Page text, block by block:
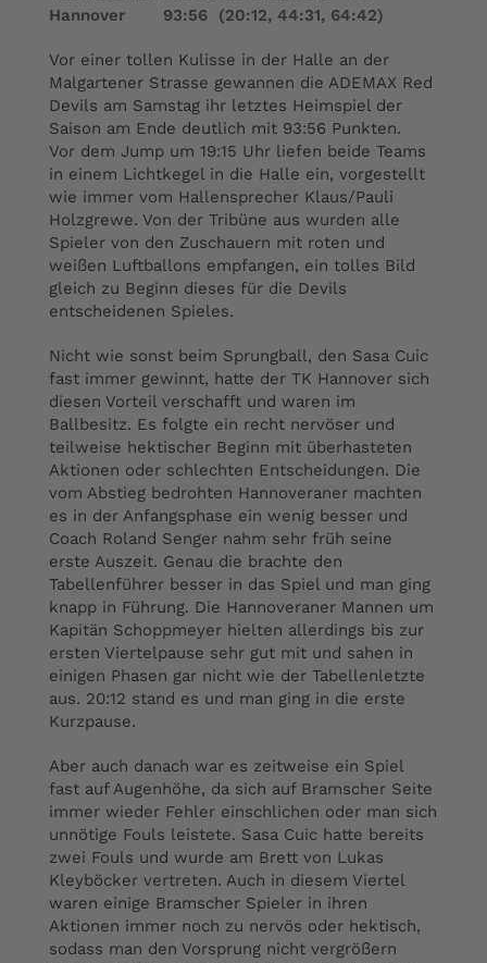
Hannover 93:56 (20:12, 44:31, 64:42)
Vor einer tollen Kulisse in der Halle an der
Malgartener Strasse gewannen die ADEMAX Red
Devils am Samstag ihr letztes Heimspiel der
Saison am Ende deutlich mit 93:56 Punkten.
Vor dem Jump um 19:15 Uhr liefen beide Teams
in einem Lichtkegel in die Halle ein, vorgestellt
wie immer vom Hallensprecher Klaus/Pauli
Holzgrewe. Von der Tribüne aus wurden alle
Spieler von den Zuschauern mit roten und
weißen Luftballons empfangen, ein tolles Bild
gleich zu Beginn dieses für die Devils
entscheidenen Spieles.
Nicht wie sonst beim Sprungball, den Sasa Cuic
fast immer gewinnt, hatte der TK Hannover sich
diesen Vorteil verschafft und waren im
Ballbesitz. Es folgte ein recht nervöser und
teilweise hektischer Beginn mit überhasteten
Aktionen oder schlechten Entscheidungen. Die
vom Abstieg bedrohten Hannoveraner machten
es in der Anfangsphase ein wenig besser und
Coach Roland Senger nahm sehr früh seine
erste Auszeit. Genau die brachte den
Tabellenführer besser in das Spiel und man ging
knapp in Führung. Die Hannoveraner Mannen um
Kapitän Schoppmeyer hielten allerdings bis zur
ersten Viertelpause sehr gut mit und sahen in
einigen Phasen gar nicht wie der Tabellenletzte
aus. 20:12 stand es und man ging in die erste
Kurzpause.
Aber auch danach war es zeitweise ein Spiel
fast auf Augenhöhe, da sich auf Bramscher Seite
immer wieder Fehler einschlichen oder man sich
unnötige Fouls leistete. Sasa Cuic hatte bereits
zwei Fouls und wurde am Brett von Lukas
Kleyböcker vertreten. Auch in diesem Viertel
waren einige Bramscher Spieler in ihren
Aktionen immer noch zu nervös oder hektisch,
sodass man den Vorsprung nicht vergrößern